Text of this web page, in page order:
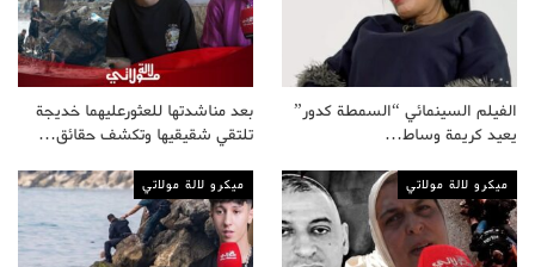
الفيلم السينمائي “السمطة كدور”
يعيد كريمة وساط…
بعد مناشدتها للعثورعليهما خديجة
تلتقي شقيقيها وتكشف حقائق…
ميكرو لالة مولاتي ميكرو لالة مولاتي